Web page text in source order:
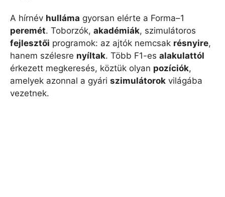
A hírnév hulláma gyorsan elérte a Forma–1
peremét. Toborzók, akadémiák, szimulátoros
fejlesztői programok: az ajtók nemcsak résnyire,
hanem szélesre nyíltak. Több F1-es alakulattól
érkezett megkeresés, köztük olyan pozíciók,
amelyek azonnal a gyári szimulátorok világába
vezetnek.